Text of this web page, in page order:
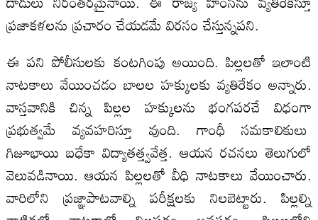
ప్రజాకళలను ప్రచారం చేయడమే విరసం చేస్తున్నపని.
ఈ పని పోలీసులకు కంటగింపు అయింది. పిల్లలతో ఇలాంటి
నాటకాలు వేయించడం బాలల హక్కులకు వ్యతిరేకం అన్నారు.
వాస్తవానికి చిన్న పిల్లల హక్కులను భంగపరచే విధంగా
ప్రభుత్వమే వ్యవహరిస్తూ వుంది. గాంధీ సమకాలికులు
గిజూభాయి బధేకా విద్యాతత్త్వవేత్త. ఆయన రచనలు తెలుగులో
వెలువడినాయి. ఆయన పిల్లలతో వీధి నాటకాలు వేయించారు.
వారిలోని ప్రజ్ఞాపాటవాల్ని పరీక్షలకు నిలబెట్టారు. పిల్లల్ని